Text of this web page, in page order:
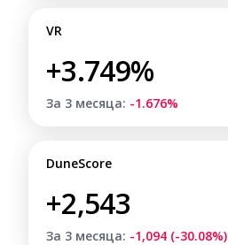
VR
+3.749%
За 3 месяца: -1.676%
DuneScore
+2,543
За 3 месяца: -1,094 (-30.08%)